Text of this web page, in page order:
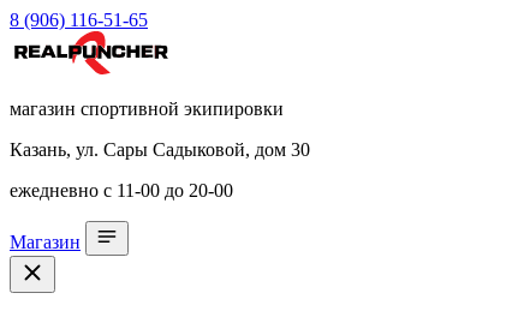
8 (906) 116-51-65
магазин спортивной экипировки
Казань, ул. Сары Садыковой, дом 30
ежедневно с 11-00 до 20-00
Магазин